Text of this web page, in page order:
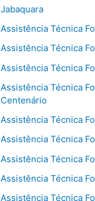
Jabaquara
Assistência Técnica
Assistência Técnica
Assistência Técnica
Assistência Técnica
Centenário
Assistência Técnica
Assistência Técnica
Assistência Técnica
Assistência Técnica
Assistência Técnica